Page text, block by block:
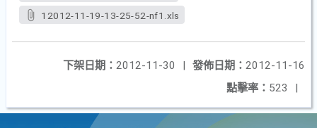
12012-11-19-13-25-52-nf1.xls
發佈日期： 2012-11-16
下架日期： 2012-11-30
|
點擊率： 523 |